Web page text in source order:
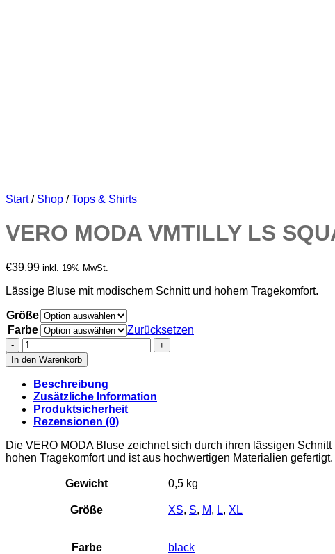
Start / Shop / Tops & Shirts
VERO MODA VMTILLY LS
€39,99 inkl. 19% MwSt.
Lässige Bluse mit modischem Schnitt und hohem Tragekomfort.
Größe
Farbe
Zurücksetzen
VERO
MODA
VMTILLY
LS
SQUARE
NECK
TOP
JRS
GA
Menge
In den Warenkorb
Beschreibung
Zusätzliche Information
Produktsicherheit
Rezensionen (0)
Die VERO MODA Bluse zeichnet sich durch ihren lässigen
hohen Tragekomfort und ist aus hochwertigen Materialien gefertigt.
Gewicht 0,5 kg
Größe XS, S, M, L, XL
Farbe black